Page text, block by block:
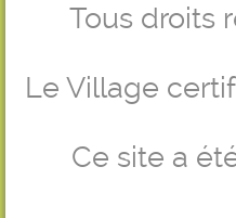
Tous droits
Le Village
Ce site a